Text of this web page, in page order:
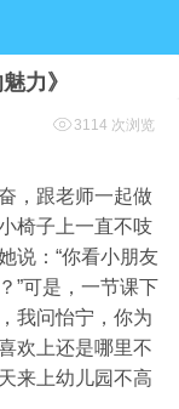
力》
3114 次浏览
，跟老师一起做
椅子上一直不吱
说：“你看小朋友
”可是，一节课下
我问怡宁，你为
欢上还是哪里不
来上幼儿园不高